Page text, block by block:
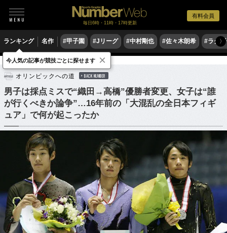
有料会員
毎日6時・11時・17時更新
ランキング 名作 #甲子園 #Jリーグ #中村剛也 #佐々木朗希 #ラグ〉
フィギュアスケート
オリンピックへの道 BACK NUMBER
男子は採点ミスで“織田→高橋”優勝者変更、女子は“誰
が行くべきか論争”…16年前の「大混乱の全日本フィギ
ュア」で何が起こったか
今人気の記事が競技ごとに探せます ×